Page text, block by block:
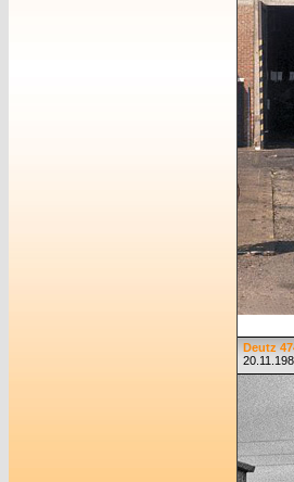
Deutz